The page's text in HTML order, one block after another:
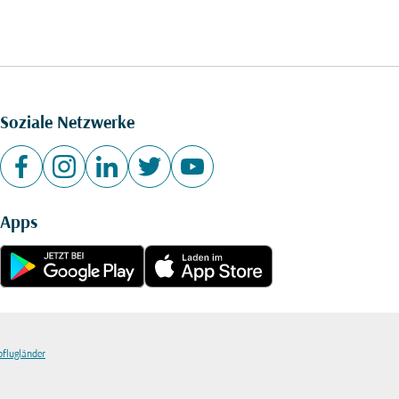
Soziale Netzwerke
Apps